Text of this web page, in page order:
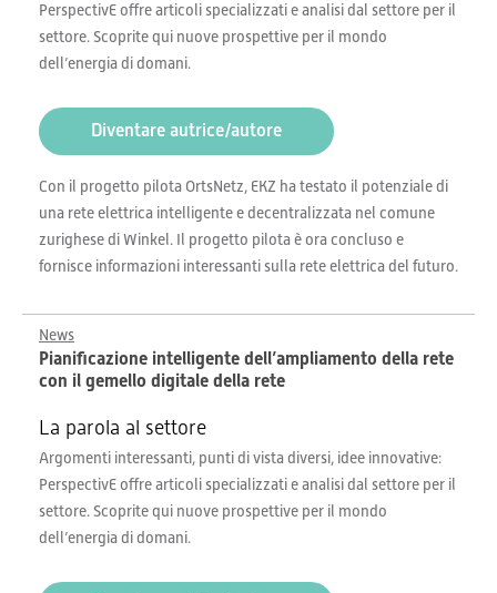
PerspectivE offre articoli specializzati e analisi dal settore per il
settore. Scoprite qui nuove prospettive per il mondo
dell’energia di domani.
Diventare autrice/autore
Con il progetto pilota OrtsNetz, EKZ ha testato il potenziale di
una rete elettrica intelligente e decentralizzata nel comune
zurighese di Winkel. Il progetto pilota è ora concluso e
fornisce informazioni interessanti sulla rete elettrica del futuro.
News
Pianificazione intelligente dell’ampliamento della rete
con il gemello digitale della rete
La parola al settore
Argomenti interessanti, punti di vista diversi, idee innovative:
PerspectivE offre articoli specializzati e analisi dal settore per il
settore. Scoprite qui nuove prospettive per il mondo
dell’energia di domani.